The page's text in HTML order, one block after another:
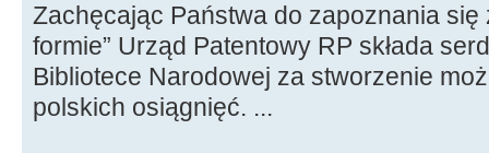
Zachęcając Państwa do zapoznania się
formie” Urząd Patentowy RP składa
Bibliotece Narodowej za stworzenie
polskich osiągnięć. ...